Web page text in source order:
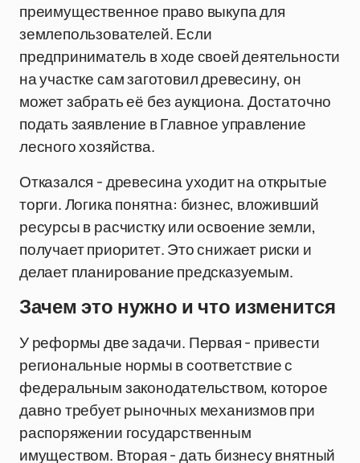
преимущественное право выкупа для
землепользователей. Если
предприниматель в ходе своей деятельности
на участке сам заготовил древесину, он
может забрать её без аукциона. Достаточно
подать заявление в Главное управление
лесного хозяйства.
Отказался - древесина уходит на открытые
торги. Логика понятна: бизнес, вложивший
ресурсы в расчистку или освоение земли,
получает приоритет. Это снижает риски и
делает планирование предсказуемым.
Зачем это нужно и что изменится
У реформы две задачи. Первая - привести
региональные нормы в соответствие с
федеральным законодательством, которое
давно требует рыночных механизмов при
распоряжении государственным
имуществом. Вторая - дать бизнесу внятный